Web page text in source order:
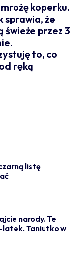
koperku.
sprawia, że
świeże przez 3
to, co
ręką
listę
narody. Te
latek. Taniutko w